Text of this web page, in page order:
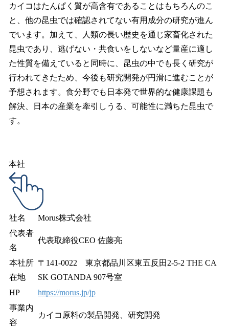
カイコはたんぱく質が高含有であることはもちろんのこ
と、他の昆虫では確認されてない有用成分の研究が進ん
でいます。加えて、人類の長い歴史を通じ家畜化された
昆虫であり、逃げない・共食いをしないなど量産に適し
た性質を備えていると同時に、昆虫の中でも長く研究が
行われてきたため、今後も研究開発が円滑に進むことが
予想されます。食分野でも日本発で世界的な健康課題も
解決、日本の産業を牽引しうる、可能性に満ちた昆虫で
す。
本社
社名
Morus株式会社
代表者
名
代表取締役CEO 佐藤亮
本社所
在地
〒141-0022 東京都品川区東五反田2-5-2 THE CA
SK GOTANDA 907号室
HP
https://morus.jp/jp
事業内
容
カイコ原料の製品開発、研究開発